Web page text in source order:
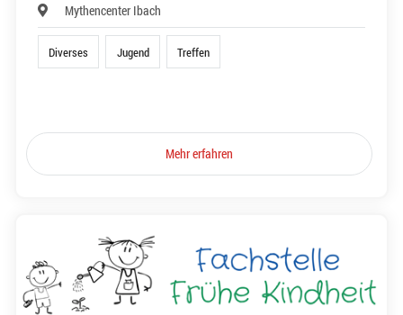
Mythencenter Ibach
Diverses Jugend Treffen
Mehr erfahren